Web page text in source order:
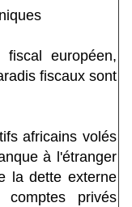
européen,
fiscaux sont
africains volés
à l'étranger
la dette externe
privés